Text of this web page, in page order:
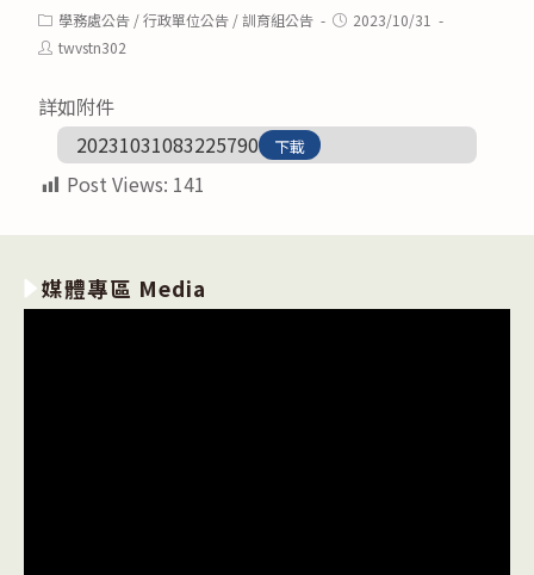
Post
category:
學務處公告 /行政單位公告 /訓育組公告
Post2023/10/31
Posttwvstn302
詳如附件
20231031083225790
下載
Post Views: 141
媒體專區 Media